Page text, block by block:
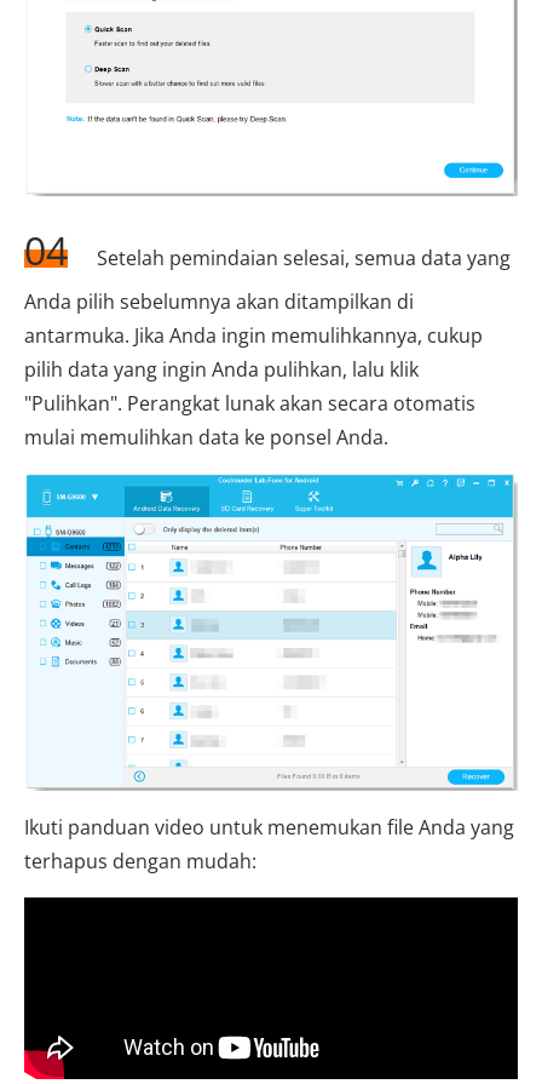
04
Setelah pemindaian selesai, semua data yang
Anda pilih sebelumnya akan ditampilkan di
antarmuka. Jika Anda ingin memulihkannya, cukup
pilih data yang ingin Anda pulihkan, lalu klik
"Pulihkan". Perangkat lunak akan secara otomatis
mulai memulihkan data ke ponsel Anda.
Ikuti panduan video untuk menemukan file Anda yang
terhapus dengan mudah: